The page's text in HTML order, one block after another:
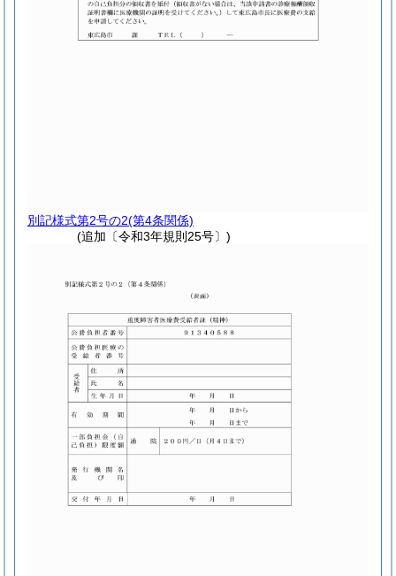
別記様式第2号の2(第4条関係)
(追加〔令和3年規則25号〕)